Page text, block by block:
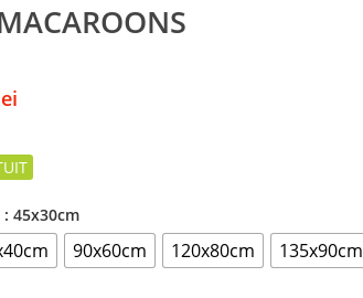
: 45x30cm
90x60cm 120x80cm 135x90cm